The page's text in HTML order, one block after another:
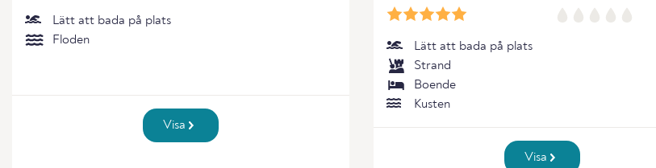
Lätt att bada på plats
Floden
Visa
Lätt att bada på plats
Strand
Boende
Kusten
Visa